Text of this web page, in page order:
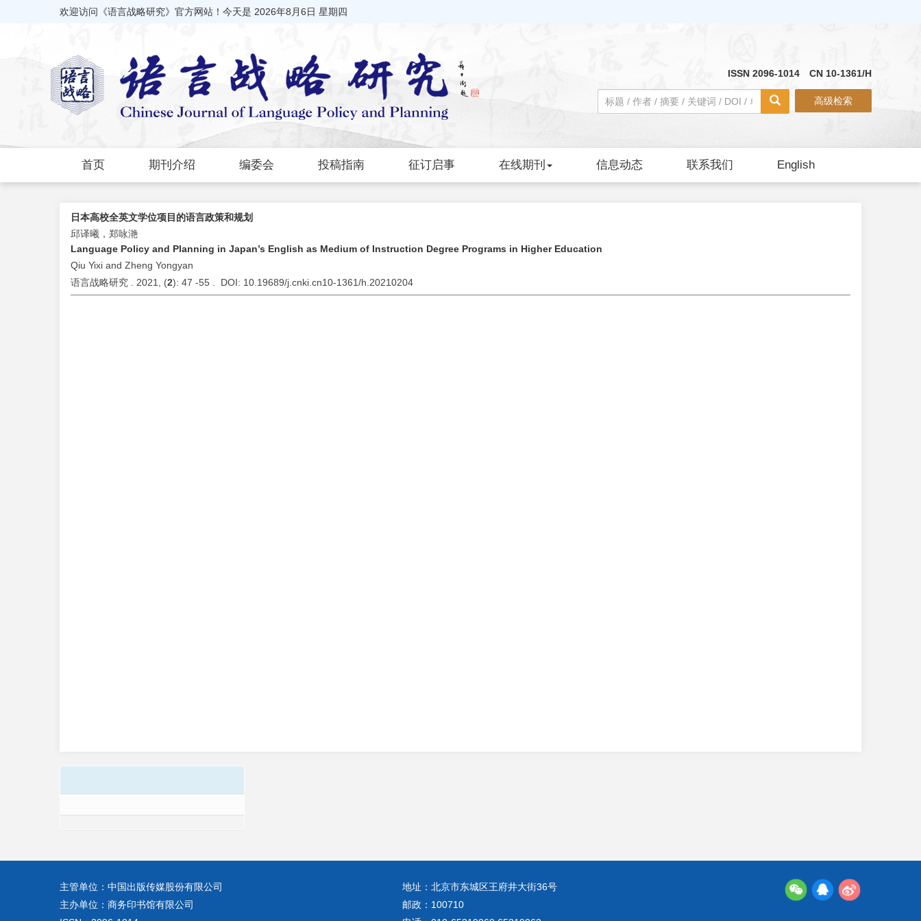
欢迎访问《语言战略研究》官方网站！今天是 2026年8月6日 星期四
ISSN 2096-1014 CN 10-1361/H
高级检索
首页 期刊介绍 编委会 投稿指南 征订启事 在线期刊 信息动态 联系我们 English
日本高校全英文学位项目的语言政策和规划
邱译曦，郑咏滟
Language Policy and Planning in Japan’s English as Medium of Instruction Degree Programs in Higher Education
Qiu Yixi and Zheng Yongyan
语言战略研究 . 2021, (2): 47 -55 . DOI: 10.19689/j.cnki.cn10-1361/h.20210204
主管单位：中国出版传媒股份有限公司
主办单位：商务印书馆有限公司
地址：北京市东城区王府井大街36号
邮政：100710